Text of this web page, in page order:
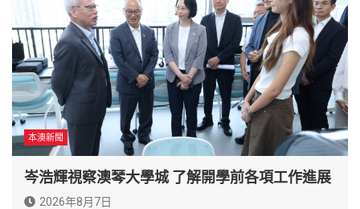
本澳新聞
岑浩輝視察澳琴大學城 了解開學前各項工作進展
2026年8月7日